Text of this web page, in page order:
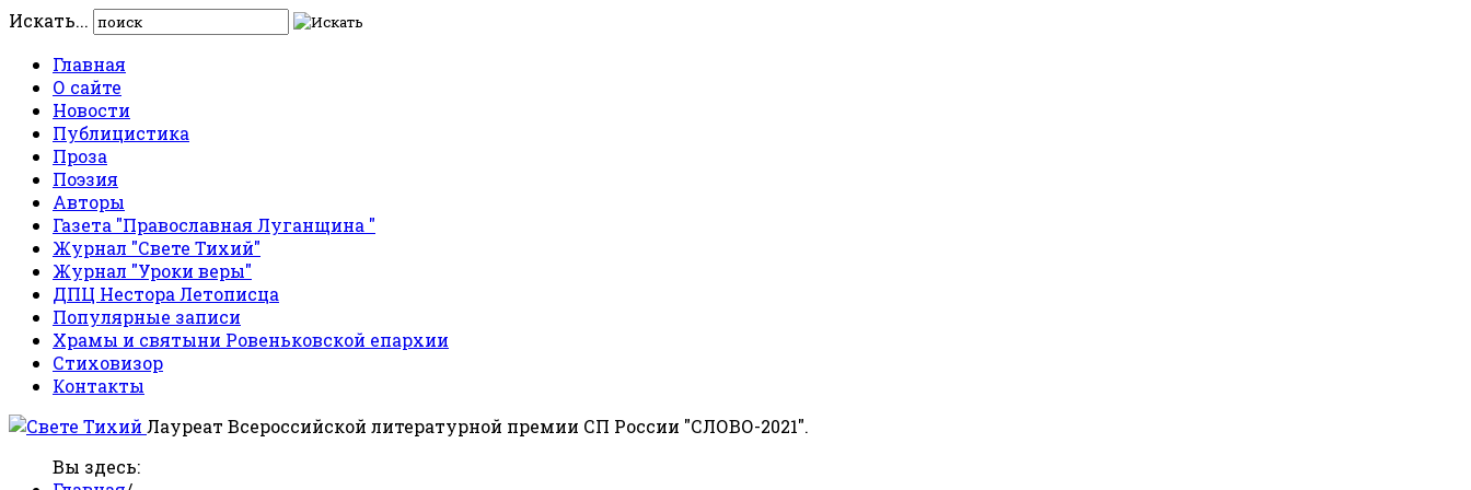
Искать...
Главная
О сайте
Новости
Публицистика
Проза
Поэзия
Авторы
Газета "Православная Луганщина "
Журнал "Свете Тихий"
Журнал "Уроки веры"
ДПЦ Нестора Летописца
Популярные записи
Храмы и святыни Ровеньковской епархии
Стиховизор
Контакты
Лауреат Всероссийской литературной премии СП России "СЛОВО-2021".
Вы здесь: